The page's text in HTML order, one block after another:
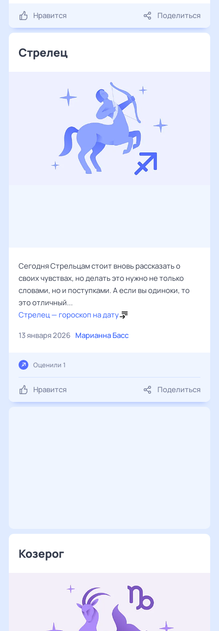
Нравится Поделиться
Стрелец
Сегодня Стрельцам стоит вновь рассказать о
своих чувствах, но делать это нужно не только
словами, но и поступками. А если вы одиноки, то
это отличный...
Стрелец — гороскоп на дату
13 января 2026 Марианна Басс
Нравится Поделиться
Оценили 1
Козерог